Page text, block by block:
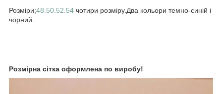
Розміри;48.50.52.54 чотири розміру.Два кольори темно-синій і
чорний.
Розмірна сітка оформлена по виробу!